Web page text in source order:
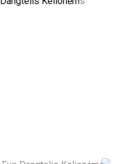
Next